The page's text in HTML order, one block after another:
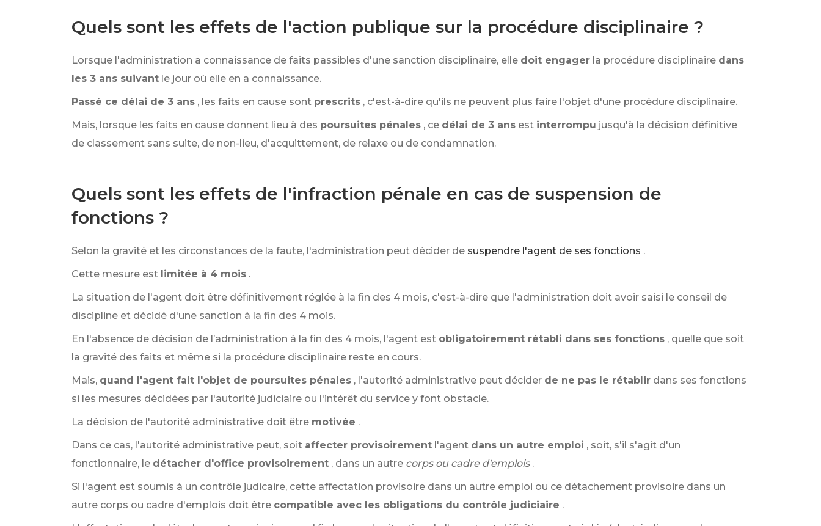
Quels sont les effets de l'action publique sur la procédure disciplinaire ?
Lorsque l'administration a connaissance de faits passibles d'une sanction disciplinaire, elle doit engager la procédure disciplinaire dans
les 3 ans suivant le jour où elle en a connaissance.
Passé ce délai de 3 ans , les faits en cause sont prescrits , c'est-à-dire qu'ils ne peuvent plus faire l'objet d'une procédure disciplinaire.
Mais, lorsque les faits en cause donnent lieu à des poursuites pénales , ce délai de 3 ans est interrompu jusqu'à la décision définitive
de classement sans suite, de non-lieu, d'acquittement, de relaxe ou de condamnation.
Quels sont les effets de l'infraction pénale en cas de suspension de
fonctions ?
Selon la gravité et les circonstances de la faute, l'administration peut décider de suspendre l'agent de ses fonctions .
Cette mesure est limitée à 4 mois .
La situation de l'agent doit être définitivement réglée à la fin des 4 mois, c'est-à-dire que l'administration doit avoir saisi le conseil de
discipline et décidé d'une sanction à la fin des 4 mois.
En l'absence de décision de l’administration à la fin des 4 mois, l'agent est obligatoirement rétabli dans ses fonctions , quelle que soit
la gravité des faits et même si la procédure disciplinaire reste en cours.
Mais, quand l'agent fait l'objet de poursuites pénales , l'autorité administrative peut décider de ne pas le rétablir dans ses fonctions
si les mesures décidées par l'autorité judiciaire ou l'intérêt du service y font obstacle.
La décision de l'autorité administrative doit être motivée .
Dans ce cas, l'autorité administrative peut, soit affecter provisoirement l'agent dans un autre emploi , soit, s'il s'agit d'un
fonctionnaire, le détacher d'office provisoirement , dans un autre corps ou cadre d'emplois .
Si l'agent est soumis à un contrôle judicaire, cette affectation provisoire dans un autre emploi ou ce détachement provisoire dans un
autre corps ou cadre d'emplois doit être compatible avec les obligations du contrôle judiciaire .